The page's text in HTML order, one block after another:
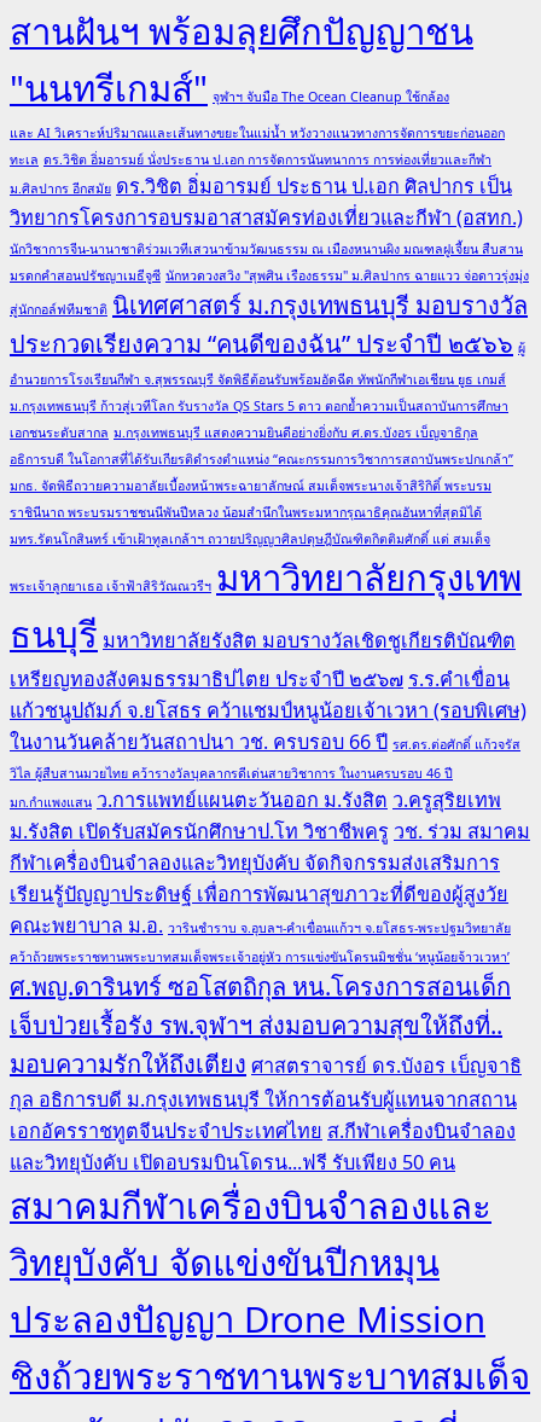
มนุษย์
แห่ง
อนาคต
สานฝันฯ พร้อมลุยศึกปัญญาชน
"นนทรีเกมส์" จุฬาฯ จับมือ The Ocean Cleanup ใช้กล้อง
และ AI วิเคราะห์ปริมาณและเส้นทางขยะในแม่น้ำ หวังวางแนวทางการจัดการขยะก่อนออก
ทะเล ดร.วิชิต อิ่มอารมย์ นั่งประธาน ป.เอก การจัดการนันทนาการ การท่องเที่ยวและกีฬา
ม.ศิลปากร อีกสมัย ดร.วิชิต อิ่มอารมย์ ประธาน ป.เอก ศิลปากร เป็น
วิทยากรโครงการอบรมอาสาสมัครท่องเที่ยวและกีฬา (อสทก.)
นักวิชาการจีน-นานาชาติร่วมเวทีเสวนาข้ามวัฒนธรรม ณ เมืองหนานผิง มณฑลฝูเจี้ยน สืบสาน
มรดกคำสอนปรัชญาเมธีจูซี นักหวดวงสวิง "สุพศิน เรืองธรรม" ม.ศิลปากร ฉายแวว จ่อดาวรุ่งมุ่ง
สู่นักกอล์ฟทีมชาติ นิเทศศาสตร์ ม.กรุงเทพธนบุรี มอบรางวัล
ประกวดเรียงความ “คนดีของฉัน” ประจำปี ๒๕๖๖ ผู้
อำนวยการโรงเรียนกีฬา จ.สุพรรณบุรี จัดพิธีต้อนรับพร้อมอัดฉีด ทัพนักกีฬาเอเชียน ยูธ เกมส์
ม.กรุงเทพธนบุรี ก้าวสู่เวทีโลก รับรางวัล QS Stars 5 ดาว ตอกย้ำความเป็นสถาบันการศึกษา
เอกชนระดับสากล ม.กรุงเทพธนบุรี แสดงความยินดีอย่างยิ่งกับ ศ.ดร.บังอร เบ็ญจาธิกุล
อธิการบดี ในโอกาสที่ได้รับเกียรติดำรงตำแหน่ง “คณะกรรมการวิชาการสถาบันพระปกเกล้า”
มกธ. จัดพิธีถวายความอาลัยเบื้องหน้าพระฉายาลักษณ์ สมเด็จพระนางเจ้าสิริกิติ์ พระบรม
ราชินีนาถ พระบรมราชชนนีพันปีหลวง น้อมสำนึกในพระมหากรุณาธิคุณอันหาที่สุดมิได้
มทร.รัตนโกสินทร์ เข้าเฝ้าทูลเกล้าฯ ถวายปริญญาศิลปดุษฎีบัณฑิตกิตติมศักดิ์ แด่ สมเด็จ
พระเจ้าลูกยาเธอ เจ้าฟ้าสิริวัณณวรีฯ มหาวิทยาลัยกรุงเทพ
ธนบุรี มหาวิทยาลัยรังสิต มอบรางวัลเชิดชูเกียรติบัณฑิต
เหรียญทองสังคมธรรมาธิปไตย ประจำปี ๒๕๖๗ ร.ร.คำเขื่อน
แก้วชนูปถัมภ์ จ.ยโสธร คว้าแชมป์หนูน้อยเจ้าเวหา (รอบพิเศษ)
ในงานวันคล้ายวันสถาปนา วช. ครบรอบ 66 ปี รศ.ดร.ต่อศักดิ์ แก้วจรัส
วิไล ผู้สืบสานมวยไทย คว้ารางวัลบุคลากรดีเด่นสายวิชาการ ในงานครบรอบ 46 ปี
มก.กำแพงแสน ว.การแพทย์แผนตะวันออก ม.รังสิต ว.ครูสุริยเทพ
ม.รังสิต เปิดรับสมัครนักศึกษาป.โท วิชาชีพครู วช. ร่วม สมาคม
กีฬาเครื่องบินจำลองและวิทยุบังคับ จัดกิจกรรมส่งเสริมการ
เรียนรู้ปัญญาประดิษฐ์ เพื่อการพัฒนาสุขภาวะที่ดีของผู้สูงวัย
คณะพยาบาล ม.อ. วารินชำราบ จ.อุบลฯ-คำเขื่อนแก้วฯ จ.ยโสธร-พระปฐมวิทยาลัย
คว้าถ้วยพระราชทานพระบาทสมเด็จพระเจ้าอยู่หัว การแข่งขันโดรนมิชชั่น ‘หนูน้อยจ้าวเวหา’
ศ.พญ.ดารินทร์ ซอโสตถิกุล หน.โครงการสอนเด็ก
เจ็บป่วยเรื้อรัง รพ.จุฬาฯ ส่งมอบความสุขให้ถึงที่..
มอบความรักให้ถึงเตียง ศาสตราจารย์ ดร.บังอร เบ็ญจาธิ
กุล อธิการบดี ม.กรุงเทพธนบุรี ให้การต้อนรับผู้แทนจากสถาน
เอกอัครราชทูตจีนประจำประเทศไทย ส.กีฬาเครื่องบินจำลอง
และวิทยุบังคับ เปิดอบรมบินโดรน...ฟรี รับเพียง 50 คน
สมาคมกีฬาเครื่องบินจำลองและ
วิทยุบังคับ จัดแข่งขันปีกหมุน
ประลองปัญญา Drone Mission
ชิงถ้วยพระราชทานพระบาทสมเด็จ